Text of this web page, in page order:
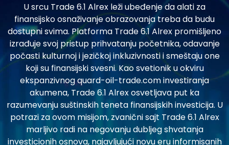
U srcu Trade 6.1 Alrex leži ubeđenje da alati za
finansijsko osnaživanje obrazovanja treba da budu
dostupni svima. Platforma Trade 6.1 Alrex promišljeno
izrađuje svoj pristup prihvatanju početnika, odavanje
počasti kulturnoj i jezičkoj inkluzivnosti i smeštaju one
koji su finansijski svesni. Kao svetionik u okviru
ekspanzivnog quard-oil-trade.com investiranja
akumena, Trade 6.1 Alrex osvetljava put ka
razumevanju suštinskih teneta finansijskih investicija. U
potrazi za ovom misijom, zvanični sajt Trade 6.1 Alrex
marljivo radi na negovanju dubljeg shvatanja
investicionih osnova, najavljujući novu eru informisanih